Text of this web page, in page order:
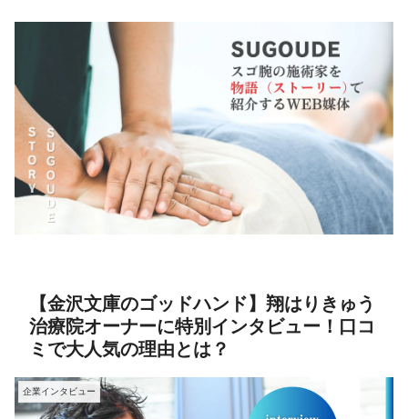
【金沢文庫のゴッドハンド】翔はりきゅう
治療院オーナーに特別インタビュー！口コ
ミで大人気の理由とは？
企業インタビュー